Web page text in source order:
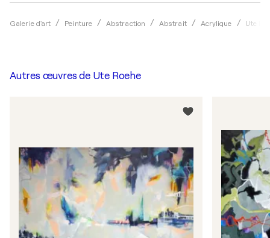
Galerie d'art Peinture Abstraction Abstrait Acrylique Ute
Autres œuvres de Ute Roehe